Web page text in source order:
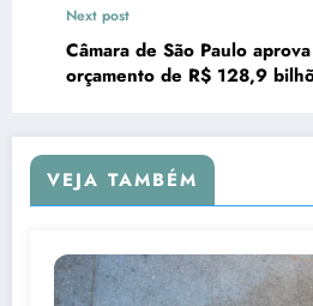
Next post
Câmara de São Paulo
orçamento de R$ 128,9
VEJA TAMBÉM